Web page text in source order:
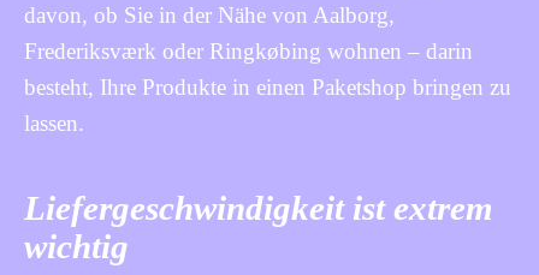
davon, ob Sie in der Nähe von Aalborg,
Frederiksværk oder Ringkøbing wohnen – darin
besteht, Ihre Produkte in einen Paketshop bringen zu
lassen.
Liefergeschwindigkeit ist extrem
wichtig